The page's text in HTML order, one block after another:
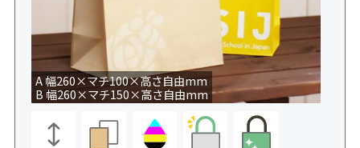
A 幅260×マチ100×高さ自由mm
B 幅260×マチ150×高さ自由mm